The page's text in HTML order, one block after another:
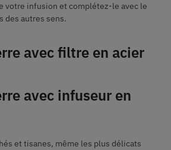
votre infusion et complétez-le avec le
des autres sens.
avec filtre en acier
avec infuseur en
et tisanes, même les plus délicats